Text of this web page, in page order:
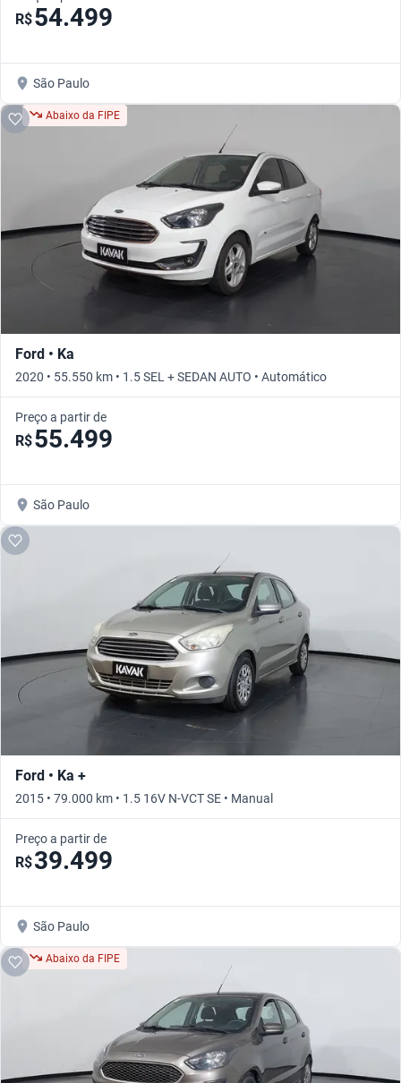
R$54.499
São Paulo
Abaixo da FIPE
Ford • Ka
2020 • 55.550 km • 1.5 SEL + SEDAN AUTO • Automático
Preço a partir de
R$55.499
São Paulo
Ford • Ka +
2015 • 79.000 km • 1.5 16V N-VCT SE • Manual
Preço a partir de
R$39.499
São Paulo
Abaixo da FIPE